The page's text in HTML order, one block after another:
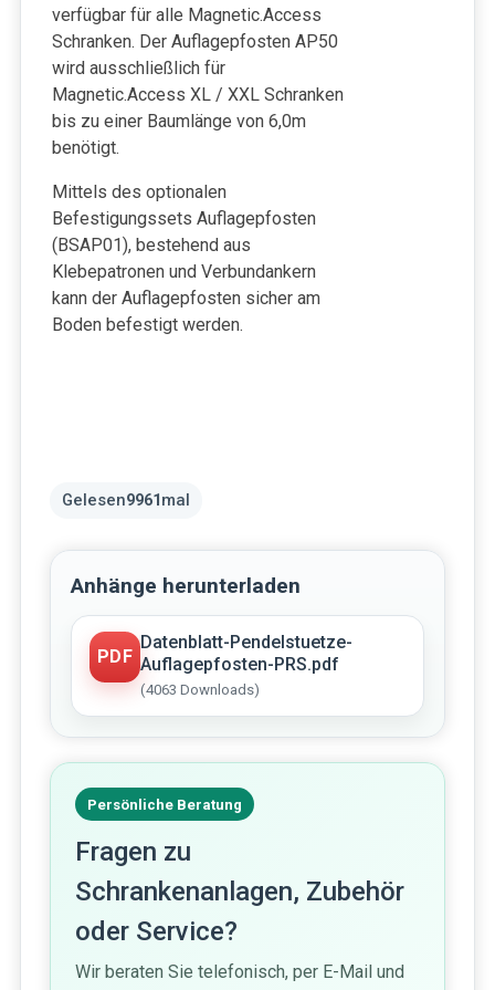
verfügbar für alle Magnetic.Access
Schranken. Der Auflagepfosten AP50
wird ausschließlich für
Magnetic.Access XL / XXL Schranken
bis zu einer Baumlänge von 6,0m
benötigt.
Mittels des optionalen
Befestigungssets Auflagepfosten
(BSAP01), bestehend aus
Klebepatronen und Verbundankern
kann der Auflagepfosten sicher am
Boden befestigt werden.
Gelesen9961mal
Anhänge herunterladen
PDF
Datenblatt-Pendelstuetze-
Auflagepfosten-PRS.pdf
(4063 Downloads)
Persönliche Beratung
Fragen zu
Schrankenanlagen, Zubehör
oder Service?
Wir beraten Sie telefonisch, per E-Mail und